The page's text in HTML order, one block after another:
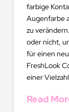
farbige
Augenfarbe
zu
oder nicht,
für einen
FreshLook
einer
Read